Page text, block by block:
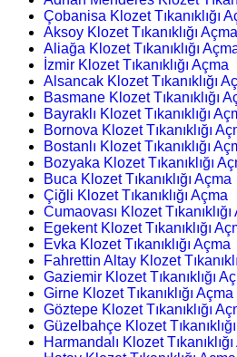
Çobanisa Klozet Tıkanıklığı
Aksoy Klozet Tıkanıklığı Açma
Aliağa Klozet Tıkanıklığı
İzmir Klozet Tıkanıklığı Açma
Alsancak Klozet Tıkanıklığı
Basmane Klozet Tıkanıklığı
Bayraklı Klozet Tıkanıklığı
Bornova Klozet Tıkanıklığı
Bostanlı Klozet Tıkanıklığı
Bozyaka Klozet Tıkanıklığı
Buca Klozet Tıkanıklığı Açma
Çiğli Klozet Tıkanıklığı Açma
Cumaovası Klozet Tıkanıklığı
Egekent Klozet Tıkanıklığı
Evka Klozet Tıkanıklığı Açma
Fahrettin Altay Klozet
Gaziemir Klozet Tıkanıklığı
Girne Klozet Tıkanıklığı Açma
Göztepe Klozet Tıkanıklığı
Güzelbahçe Klozet
Harmandalı Klozet